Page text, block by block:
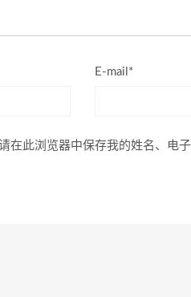
E-mail*
在此浏览器中保存我的姓名、电